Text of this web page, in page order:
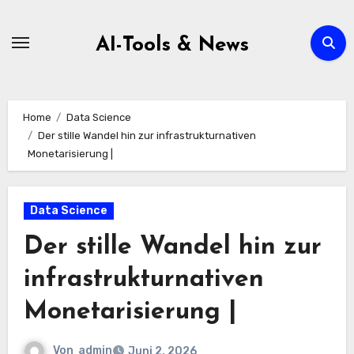
AI-Tools & News
Home
Data Science
Der stille Wandel hin zur infrastrukturnativen
Monetarisierung |
Data Science
Der stille Wandel hin zur
infrastrukturnativen
Monetarisierung |
Von admin